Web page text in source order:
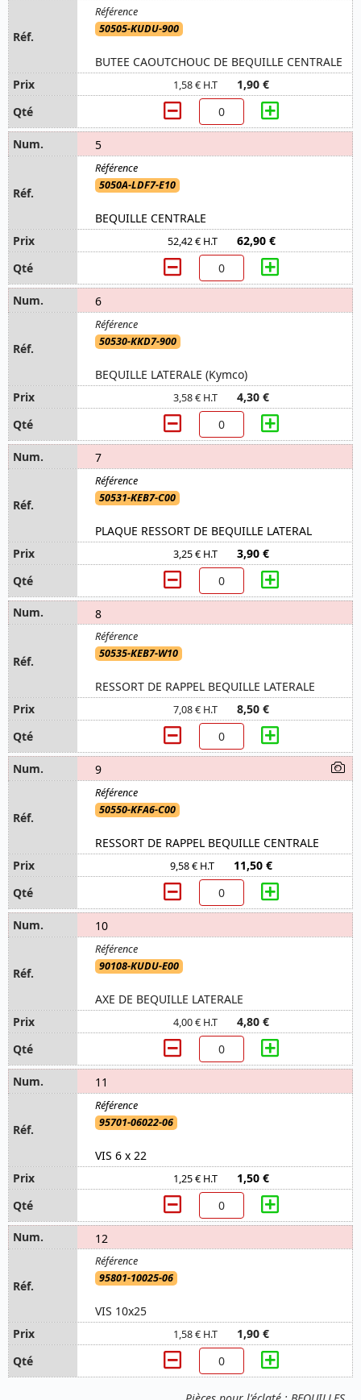
50505-KUDU-900
BUTEE CAOUTCHOUC DE BEQUILLE CENTRALE
1,58 € H.T 1,90 €
5
5050A-LDF7-E10
BEQUILLE CENTRALE
52,42 € H.T 62,90 €
6
50530-KKD7-900
BEQUILLE LATERALE (Kymco)
3,58 € H.T 4,30 €
7
50531-KEB7-C00
PLAQUE RESSORT DE BEQUILLE LATERAL
3,25 € H.T 3,90 €
8
50535-KEB7-W10
RESSORT DE RAPPEL BEQUILLE LATERALE
7,08 € H.T 8,50 €
9
50550-KFA6-C00
RESSORT DE RAPPEL BEQUILLE CENTRALE
9,58 € H.T 11,50 €
10
90108-KUDU-E00
AXE DE BEQUILLE LATERALE
4,00 € H.T 4,80 €
11
95701-06022-06
VIS 6 x 22
1,25 € H.T 1,50 €
12
95801-10025-06
VIS 10x25
1,58 € H.T 1,90 €